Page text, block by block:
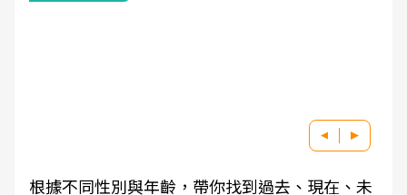
根據不同性別與年齡，帶你找到過去、現在、未